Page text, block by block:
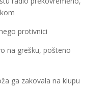
protivnici
na grešku, pošteno
ga zakovala na klupu